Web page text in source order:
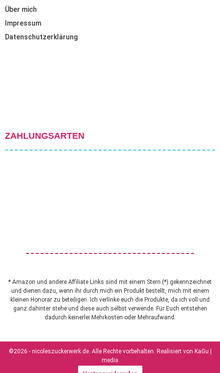
Über mich
Impressum
Datenschutzerklärung
ZAHLUNGSARTEN
* Amazon und andere Affiliate Links sind mit einem Stern (*) gekennzeichnet
und dienen dazu, wenn ihr durch mich ein Produkt bestellt, mich mit einem
kleinen Honorar zu beteiligen. Ich verlinke euch die Produkte, da ich voll und
ganz dahinter stehe und diese auch selbst verwende. Für Euch entstehen
dadurch keinerlei Mehrkosten oder Mehraufwand.
©2026 - nicoleszuckerwerk.de. Alle Rechte vorbehalten. Realisiert von KaGu |
media